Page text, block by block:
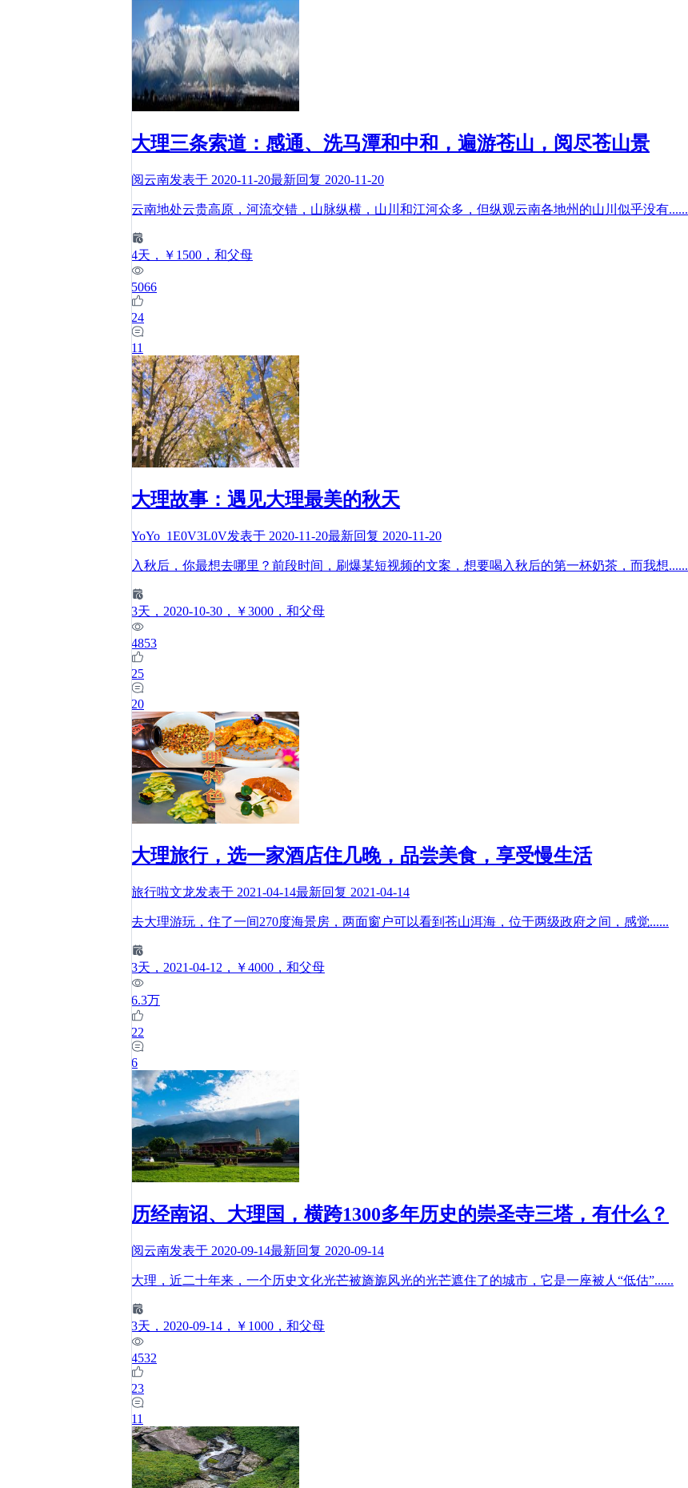
大理三条索道：感通、洗马潭和中和，遍游苍山，阅尽苍山景
阅云南发表于 2020-11-20最新回复 2020-11-20
云南地处云贵高原，河流交错，山脉纵横，山川和江河众多，但纵观云南各地州的山川似乎没有......
4天 ，￥1500 ，和父母
5066
24
11
大理故事：遇见大理最美的秋天
YoYo_1E0V3L0V发表于 2020-11-20最新回复 2020-11-20
入秋后，你最想去哪里？前段时间，刷爆某短视频的文案，想要喝入秋后的第一杯奶茶，而我想......
3天 ，2020-10-30 ，￥3000 ，和父母
4853
25
20
大理旅行，选一家酒店住几晚，品尝美食，享受慢生活
旅行啦文龙发表于 2021-04-14最新回复 2021-04-14
去大理游玩，住了一间270度海景房，两面窗户可以看到苍山洱海，位于两级政府之间，感觉......
3天 ，2021-04-12 ，￥4000 ，和父母
6.3万
22
6
历经南诏、大理国，横跨1300多年历史的崇圣寺三塔，有什么？
阅云南发表于 2020-09-14最新回复 2020-09-14
大理，近二十年来，一个历史文化光芒被旖旎风光的光芒遮住了的城市，它是一座被人“低估”......
3天 ，2020-09-14 ，￥1000 ，和父母
4532
23
11